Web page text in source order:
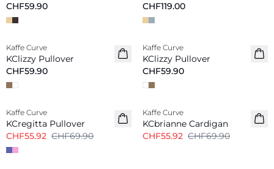
CHF59.90
CHF119.00
Neu
Kaffe Curve
KClizzy Pullover
CHF59.90
Neu
Kaffe Curve
KClizzy Pullover
CHF59.90
-20%
Kaffe Curve
KCregitta Pullover
CHF55.92 CHF69.90
-20%
Kaffe Curve
KCbrianne Cardigan
CHF55.92 CHF69.90
-20%